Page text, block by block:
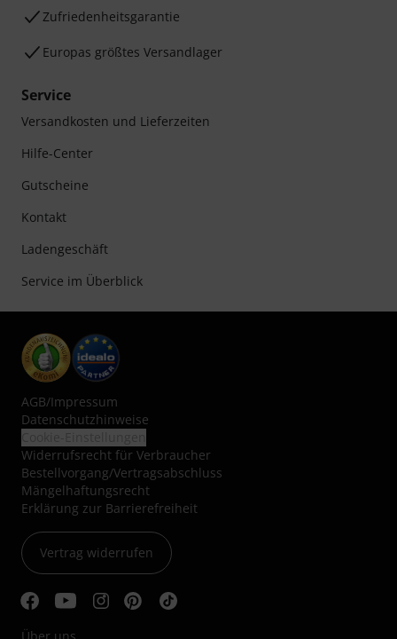
Zufriedenheitsgarantie
Europas größtes Versandlager
Service
Versandkosten und Lieferzeiten
Hilfe-Center
Gutscheine
Kontakt
Ladengeschäft
Service im Überblick
AGB/Impressum
Datenschutzhinweise
Widerrufsrecht für Verbraucher
Bestellvorgang/Vertragsabschluss
Mängelhaftungsrecht
Erklärung zur Barrierefreiheit
Vertrag widerrufen